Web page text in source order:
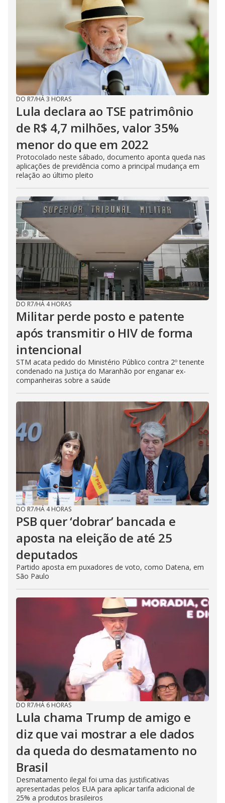
DO R7/HÁ 3 HORAS
Lula declara ao TSE patrimônio
de R$ 4,7 milhões, valor 35%
menor do que em 2022
Protocolado neste sábado, documento aponta queda nas
aplicações de previdência como a principal mudança em
relação ao último pleito
DO R7/HÁ 4 HORAS
Militar perde posto e patente
após transmitir o HIV de forma
intencional
STM acata pedido do Ministério Público contra 2º tenente
condenado na Justiça do Maranhão por enganar ex-
companheiras sobre a saúde
DO R7/HÁ 4 HORAS
PSB quer ‘dobrar’ bancada e
aposta na eleição de até 25
deputados
Partido aposta em puxadores de voto, como Datena, em
São Paulo
DO R7/HÁ 6 HORAS
Lula chama Trump de amigo e
diz que vai mostrar a ele dados
da queda do desmatamento no
Brasil
Desmatamento ilegal foi uma das justificativas
apresentadas pelos EUA para aplicar tarifa adicional de
25% a produtos brasileiros